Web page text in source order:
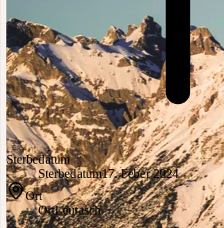
Sterbedatum
Sterbedatum17. Feber 2024
Ort
OrtLeutasch